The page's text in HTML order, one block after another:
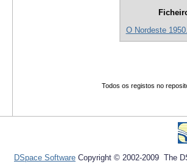
O Nordeste
Todos os registos no
DSpace Software Copyright © 2002-2009 The